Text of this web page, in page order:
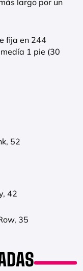
largo por un
fija en 244
1 pie (30
52
42
35